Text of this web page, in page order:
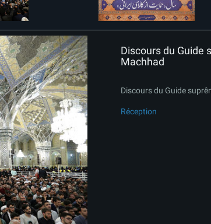
Discours du Guide
Machhad
Discours du Guide
Réception